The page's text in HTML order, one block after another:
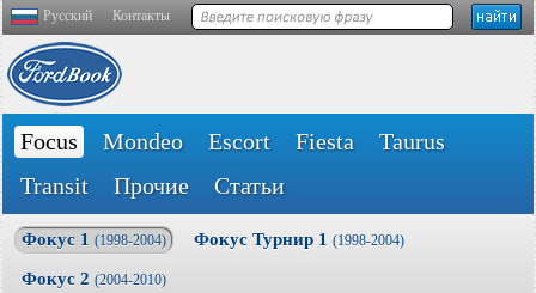
Русский Контакты
Focus Mondeo Escort Fiesta
Taurus
Transit
Прочие Статьи
Фокус 1 (1998-2004) Фокус Турнир 1 (1998-2004)
Фокус 2 (2004-2010)